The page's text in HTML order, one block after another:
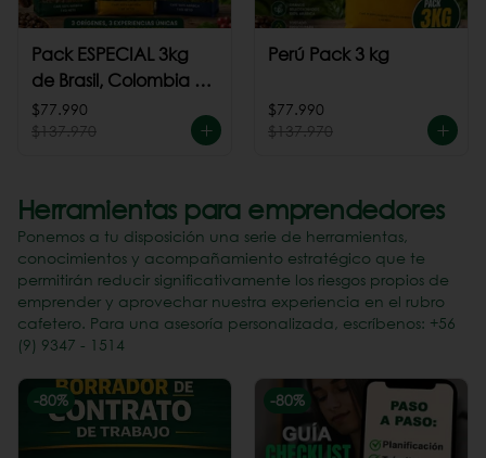
Pack ESPECIAL 3kg
de Brasil, Colombia +
Perú
$77.990
$137.970
Perú Pack 3 kg
$77.990
$137.970
Herramientas para emprendedores
Ponemos a tu disposición una serie de herramientas,
conocimientos y acompañamiento estratégico que te
permitirán reducir significativamente los riesgos propios de
emprender y aprovechar nuestra experiencia en el rubro
cafetero. Para una asesoría personalizada, escríbenos: +56
(9) 9347 - 1514
-80% -80%